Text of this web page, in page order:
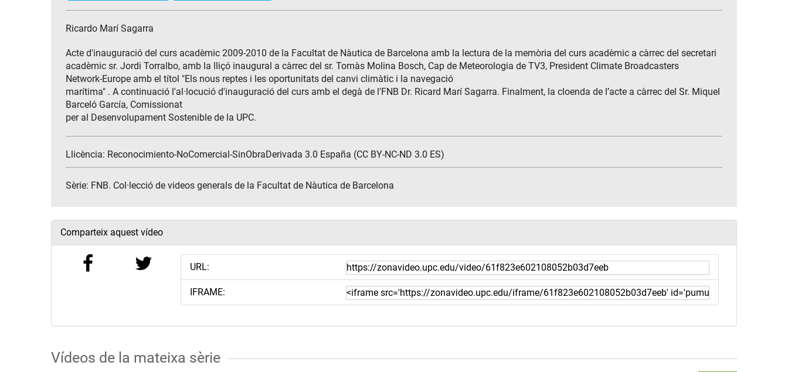
Ricardo Marí Sagarra
Acte d'inauguració del curs acadèmic 2009-2010 de la Facultat de Nàutica de Barcelona amb la lectura de la memòria del curs acadèmic a càrrec del secretari
acadèmic sr. Jordi Torralbo, amb la lliçó inaugural a càrrec del sr. Tomàs Molina Bosch, Cap de Meteorologia de TV3, President Climate Broadcasters
Network-Europe amb el títol "Els nous reptes i les oportunitats del canvi climàtic i la navegació
marítima" . A continuació l'al·locució d'inauguració del curs amb el degà de l'FNB Dr. Ricard Marí Sagarra. Finalment, la cloenda de l’acte a càrrec del Sr. Miquel
Barceló García, Comissionat
per al Desenvolupament Sostenible de la UPC.
Llicència: Reconocimiento-NoComercial-SinObraDerivada 3.0 España (CC BY-NC-ND 3.0 ES)
Sèrie: FNB. Col·lecció de videos generals de la Facultat de Nàutica de Barcelona
Comparteix aquest vídeo
URL:
IFRAME:
Vídeos de la mateixa sèrie